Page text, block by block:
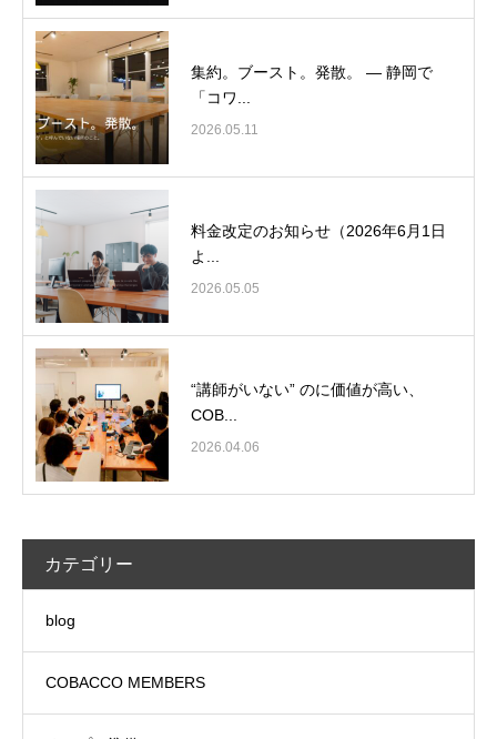
集約。ブースト。発散。 ― 静岡で
「コワ...
2026.05.11
料金改定のお知らせ（2026年6月1日
よ...
2026.05.05
“講師がいない” のに価値が高い、
COB...
2026.04.06
カテゴリー
blog
COBACCO MEMBERS